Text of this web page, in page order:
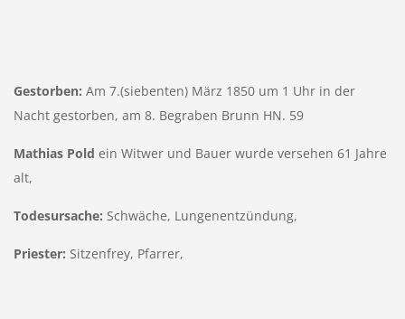
Gestorben: Am 7.(siebenten) März 1850 um 1 Uhr in der
Nacht gestorben, am 8. Begraben Brunn HN. 59
Mathias Pold ein Witwer und Bauer wurde versehen 61 Jahre
alt,
Todesursache: Schwäche, Lungenentzündung,
Priester: Sitzenfrey, Pfarrer,